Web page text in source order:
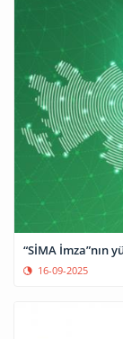
“SİMA İmza”nın
16-09-2025